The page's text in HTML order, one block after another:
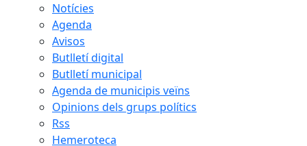
Notícies
Agenda
Avisos
Butlletí digital
Butlletí municipal
Agenda de municipis veïns
Opinions dels grups polítics
Rss
Hemeroteca